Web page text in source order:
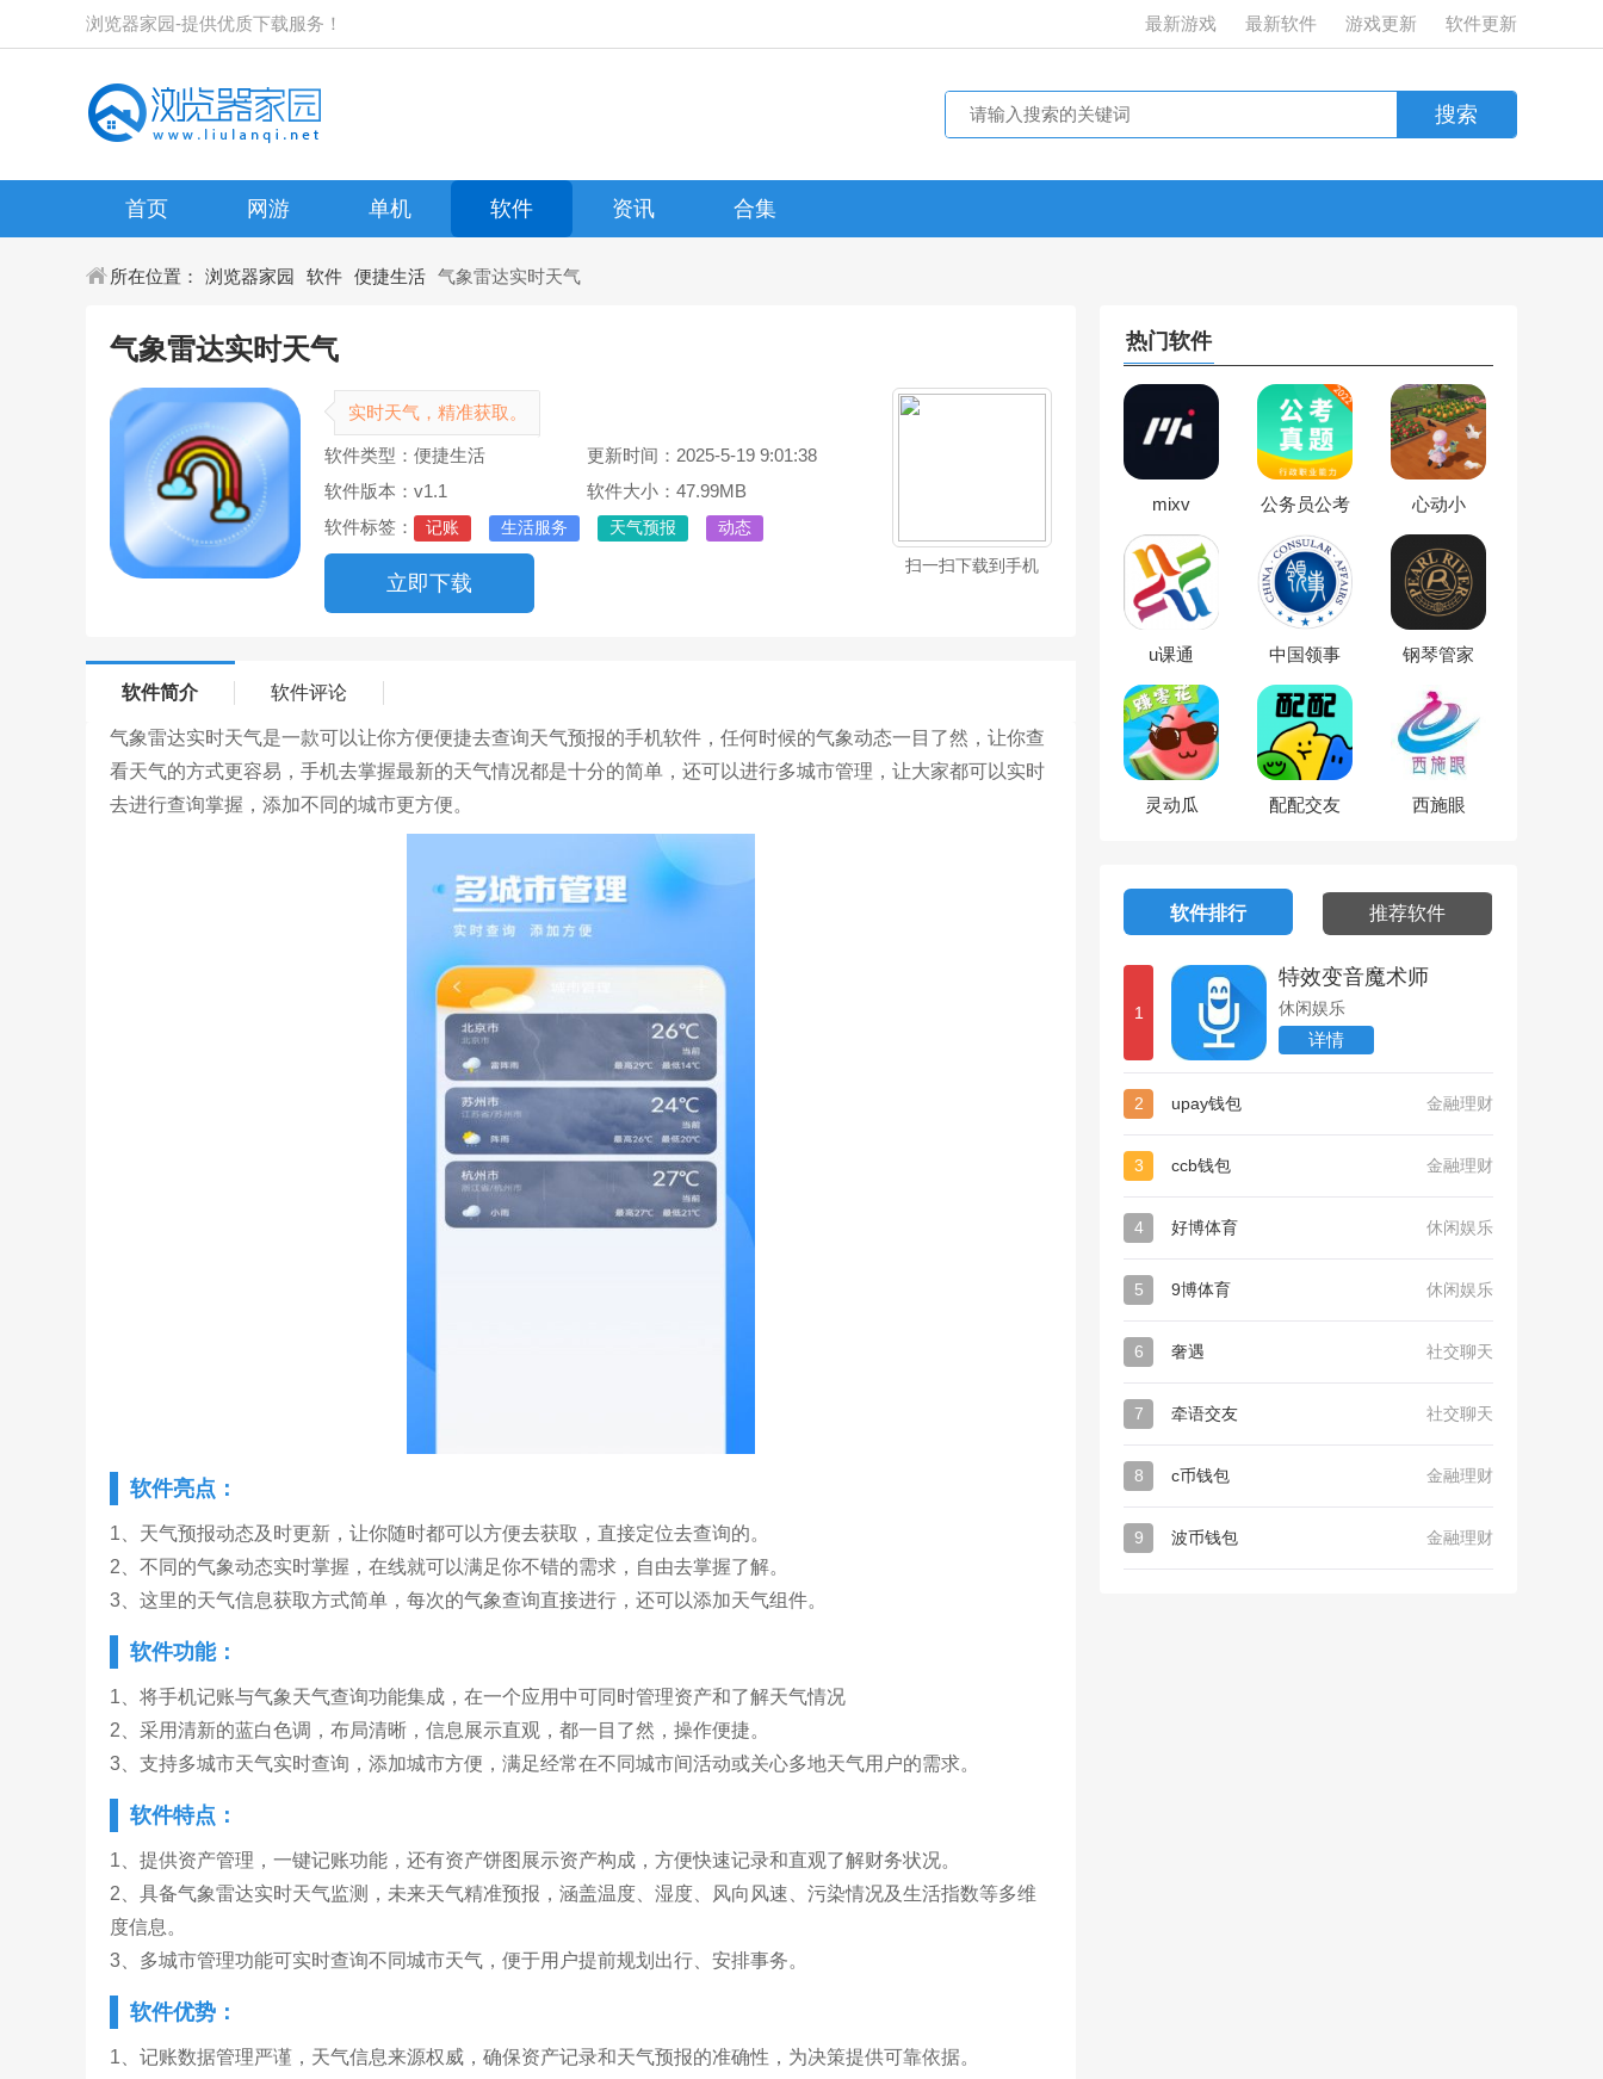
浏览器家园-提供优质下载服务！ 最新游戏 最新软件 游戏更新 软件更新
首页 网游 单机 软件 资讯 合集
所在位置： 浏览器家园 软件 便捷生活 气象雷达实时天气
气象雷达实时天气
实时天气，精准获取。
软件类型：便捷生活
更新时间：2025-5-19 9:01:38
软件版本：v1.1
软件大小：47.99MB
软件标签：
记账 生活服务 天气预报 动态
立即下载
扫一扫下载到手机
软件简介 软件评论
气象雷达实时天气是一款可以让你方便便捷去查询天气预报的手机软件，任何时候的气象动态一目了然，让你查
看天气的方式更容易，手机去掌握最新的天气情况都是十分的简单，还可以进行多城市管理，让大家都可以实时
去进行查询掌握，添加不同的城市更方便。
软件亮点：
1、天气预报动态及时更新，让你随时都可以方便去获取，直接定位去查询的。
2、不同的气象动态实时掌握，在线就可以满足你不错的需求，自由去掌握了解。
3、这里的天气信息获取方式简单，每次的气象查询直接进行，还可以添加天气组件。
软件功能：
1、将手机记账与气象天气查询功能集成，在一个应用中可同时管理资产和了解天气情况
2、采用清新的蓝白色调，布局清晰，信息展示直观，都一目了然，操作便捷。
3、支持多城市天气实时查询，添加城市方便，满足经常在不同城市间活动或关心多地天气用户的需求。
软件特点：
1、提供资产管理，一键记账功能，还有资产饼图展示资产构成，方便快速记录和直观了解财务状况。
2、具备气象雷达实时天气监测，未来天气精准预报，涵盖温度、湿度、风向风速、污染情况及生活指数等多维
度信息。
3、多城市管理功能可实时查询不同城市天气，便于用户提前规划出行、安排事务。
软件优势：
1、记账数据管理严谨，天气信息来源权威，确保资产记录和天气预报的准确性，为决策提供可靠依据。
热门软件
mixv
公务员公考
心动小
u课通 中国领事 钢琴管家
灵动瓜 配配交友 西施眼
软件排行 推荐软件
1
特效变音魔术师
休闲娱乐
详情
2 upay钱包 金融理财
3 ccb钱包 金融理财
4 好博体育 休闲娱乐
5 9博体育 休闲娱乐
6 奢遇 社交聊天
7 牵语交友 社交聊天
8 c币钱包 金融理财
9 波币钱包 金融理财